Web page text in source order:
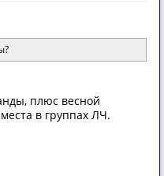
плюс весной
в группах ЛЧ.